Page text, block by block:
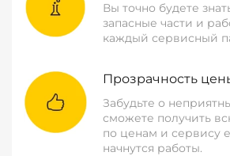
Вы точно будете
запасные части и
каждый сервисный
Прозрачность
Забудьте о
сможете получить
по ценам и сервису
начнутся работы.